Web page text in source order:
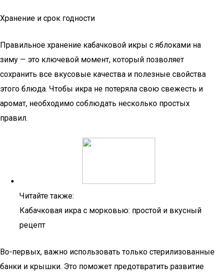
Хранение и срок годности
Правильное хранение кабачковой икры с яблоками на
зиму — это ключевой момент, который позволяет
сохранить все вкусовые качества и полезные свойства
этого блюда. Чтобы икра не потеряла свою свежесть и
аромат, необходимо соблюдать несколько простых
правил.
Читайте также:
Кабачковая икра с морковью: простой и вкусный
рецепт
Во-первых, важно использовать только стерилизованные
банки и крышки. Это поможет предотвратить развитие